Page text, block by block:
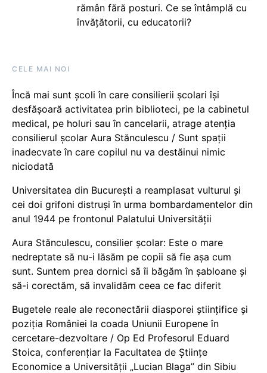
rămân fără posturi. Ce se întâmplă cu
învățătorii, cu educatorii?
CELE MAI NOI
Încă mai sunt școli în care consilierii școlari își
desfășoară activitatea prin biblioteci, pe la cabinetul
medical, pe holuri sau în cancelarii, atrage atenția
consilierul școlar Aura Stănculescu / Sunt spații
inadecvate în care copilul nu va destăinui nimic
niciodată
Universitatea din București a reamplasat vulturul și
cei doi grifoni distruși în urma bombardamentelor din
anul 1944 pe frontonul Palatului Universității
Aura Stănculescu, consilier școlar: Este o mare
nedreptate să nu-i lăsăm pe copii să fie așa cum
sunt. Suntem prea dornici să îi băgăm în șabloane și
să-i corectăm, să invalidăm ceea ce fac diferit
Bugetele reale ale reconectării diasporei științifice și
poziția României la coada Uniunii Europene în
cercetare-dezvoltare / Op Ed Profesorul Eduard
Stoica, conferențiar la Facultatea de Științe
Economice a Universității „Lucian Blaga” din Sibiu